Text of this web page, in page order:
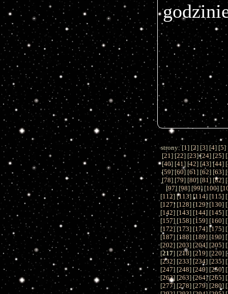
strony: [1] [2] [3] [4] [5]
[21] [22] [23] [24] [25] [
[40] [41] [42] [43] [44] [
[59] [60] [61] [62] [63] [
[78] [79] [80] [81] [82] [
[97] [98] [99] [100] [
[112] [113] [114] [115] [
[127] [128] [129] [130] [
[142] [143] [144] [145] [
[157] [158] [159] [160] [
[172] [173] [174] [175] [
[187] [188] [189] [190] [
[202] [203] [204] [205] [
[217] [218] [219] [220] [
[232] [233] [234] [235] [
[247] [248] [249] [250] [
[262] [263] [264] [265] [
[277] [278] [279] [280] [